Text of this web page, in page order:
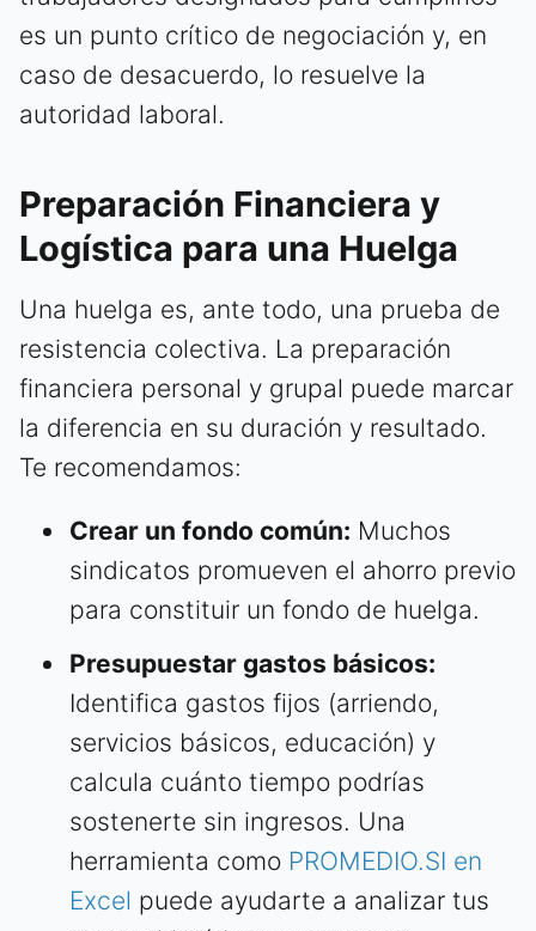
es un punto crítico de negociación y, en
caso de desacuerdo, lo resuelve la
autoridad laboral.
Preparación Financiera y
Logística para una Huelga
Una huelga es, ante todo, una prueba de
resistencia colectiva. La preparación
financiera personal y grupal puede marcar
la diferencia en su duración y resultado.
Te recomendamos:
Crear un fondo común: Muchos
sindicatos promueven el ahorro previo
para constituir un fondo de huelga.
Presupuestar gastos básicos:
Identifica gastos fijos (arriendo,
servicios básicos, educación) y
calcula cuánto tiempo podrías
sostenerte sin ingresos. Una
herramienta como PROMEDIO.SI en
Excel puede ayudarte a analizar tus